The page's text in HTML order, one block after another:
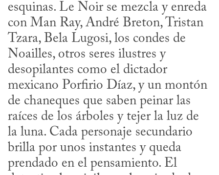
esquinas. Le Noir se mezcla y enreda
con Man Ray, André Breton, Tristan
Tzara, Bela Lugosi, los condes de
Noailles, otros seres ilustres y
desopilantes como el dictador
mexicano Porfirio Díaz, y un montón
de chaneques que saben peinar las
raíces de los árboles y tejer la luz de
la luna. Cada personaje secundario
brilla por unos instantes y queda
prendado en el pensamiento. El